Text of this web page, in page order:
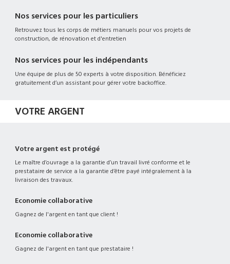
Nos services pour les particuliers
Retrouvez tous les corps de métiers manuels pour vos projets de
construction, de rénovation et d'entretien
Nos services pour les indépendants
Une équipe de plus de 50 experts à votre disposition. Bénéficiez
gratuitement d’un assistant pour gérer votre backoffice.
VOTRE ARGENT
Votre argent est protégé
Le maître d’ouvrage a la garantie d’un travail livré conforme et le
prestataire de service a la garantie d’être payé intégralement à la
livraison des travaux.
Economie collaborative
Gagnez de l'argent en tant que client !
Economie collaborative
Gagnez de l'argent en tant que prestataire !